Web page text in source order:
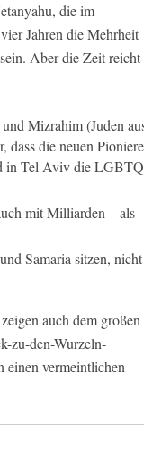
die im
Jahren die Mehrheit
Aber die Zeit reicht
Mizrahim (Juden
dass die neuen Pioniere
in Tel Aviv die
mit Milliarden – als
Samaria sitzen, nicht
auch dem großen
zu-den-Wurzeln-
einen vermeintlichen